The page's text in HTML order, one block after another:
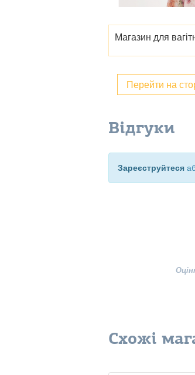
Магазин для
Перейти на
Відгуки
Зареєструйтеся
Схожі